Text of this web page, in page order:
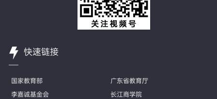
快速链接
国家教育部
广东省教育厅
李嘉诚基金会
长江商学院